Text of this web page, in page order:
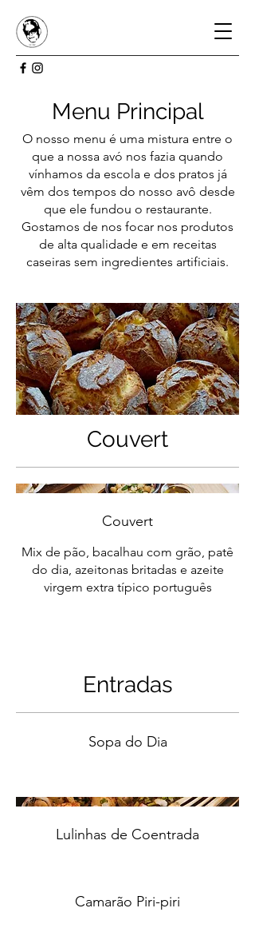
Menu Principal
O nosso menu é uma mistura entre o
que a nossa avó nos fazia quando
vínhamos da escola e dos pratos já
vêm dos tempos do nosso avô desde
que ele fundou o restaurante.
Gostamos de nos focar nos produtos
de alta qualidade e em receitas
caseiras sem ingredientes artificiais.
Couvert
Couvert
Mix de pão, bacalhau com grão, patê
do dia, azeitonas britadas e azeite
virgem extra típico português
Entradas
Sopa do Dia
Lulinhas de Coentrada
Camarão Piri-piri